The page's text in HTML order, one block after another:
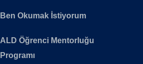
Ben Okumak İstiyorum
ALD Öğrenci Mentorluğu
Programı